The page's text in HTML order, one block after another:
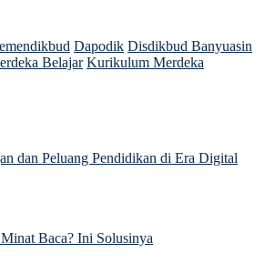
Dapodik Disdikbud Banyuasin
Belajar Kurikulum Merdeka
dan Peluang Pendidikan di Era Digital
Baca? Ini Solusinya